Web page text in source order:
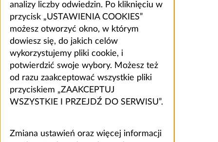
analizy liczby odwiedzin. Po kliknięciu w
przycisk „USTAWIENIA COOKIES”
możesz otworzyć okno, w którym
dowiesz się, do jakich celów
wykorzystujemy pliki cookie, i
potwierdzić swoje wybory. Możesz też
od razu zaakceptować wszystkie pliki
przyciskiem „ZAAKCEPTUJ
WSZYSTKIE I PRZEJDŹ DO SERWISU”.
Zmiana ustawień oraz więcej informacji